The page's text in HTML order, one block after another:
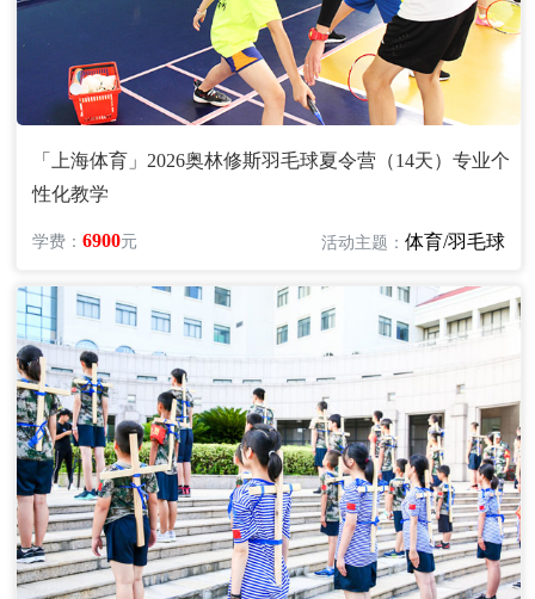
「上海体育」2026奥林修斯羽毛球夏令营（14天）专业个
性化教学
学费：6900元 活动主题： 体育/羽毛球